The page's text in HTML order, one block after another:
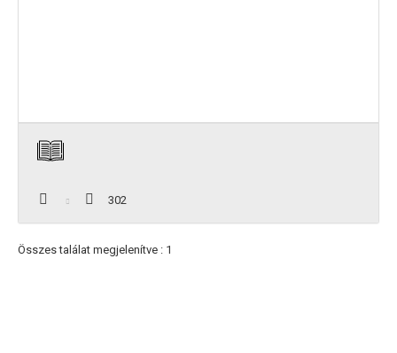
302
Összes találat megjelenítve : 1